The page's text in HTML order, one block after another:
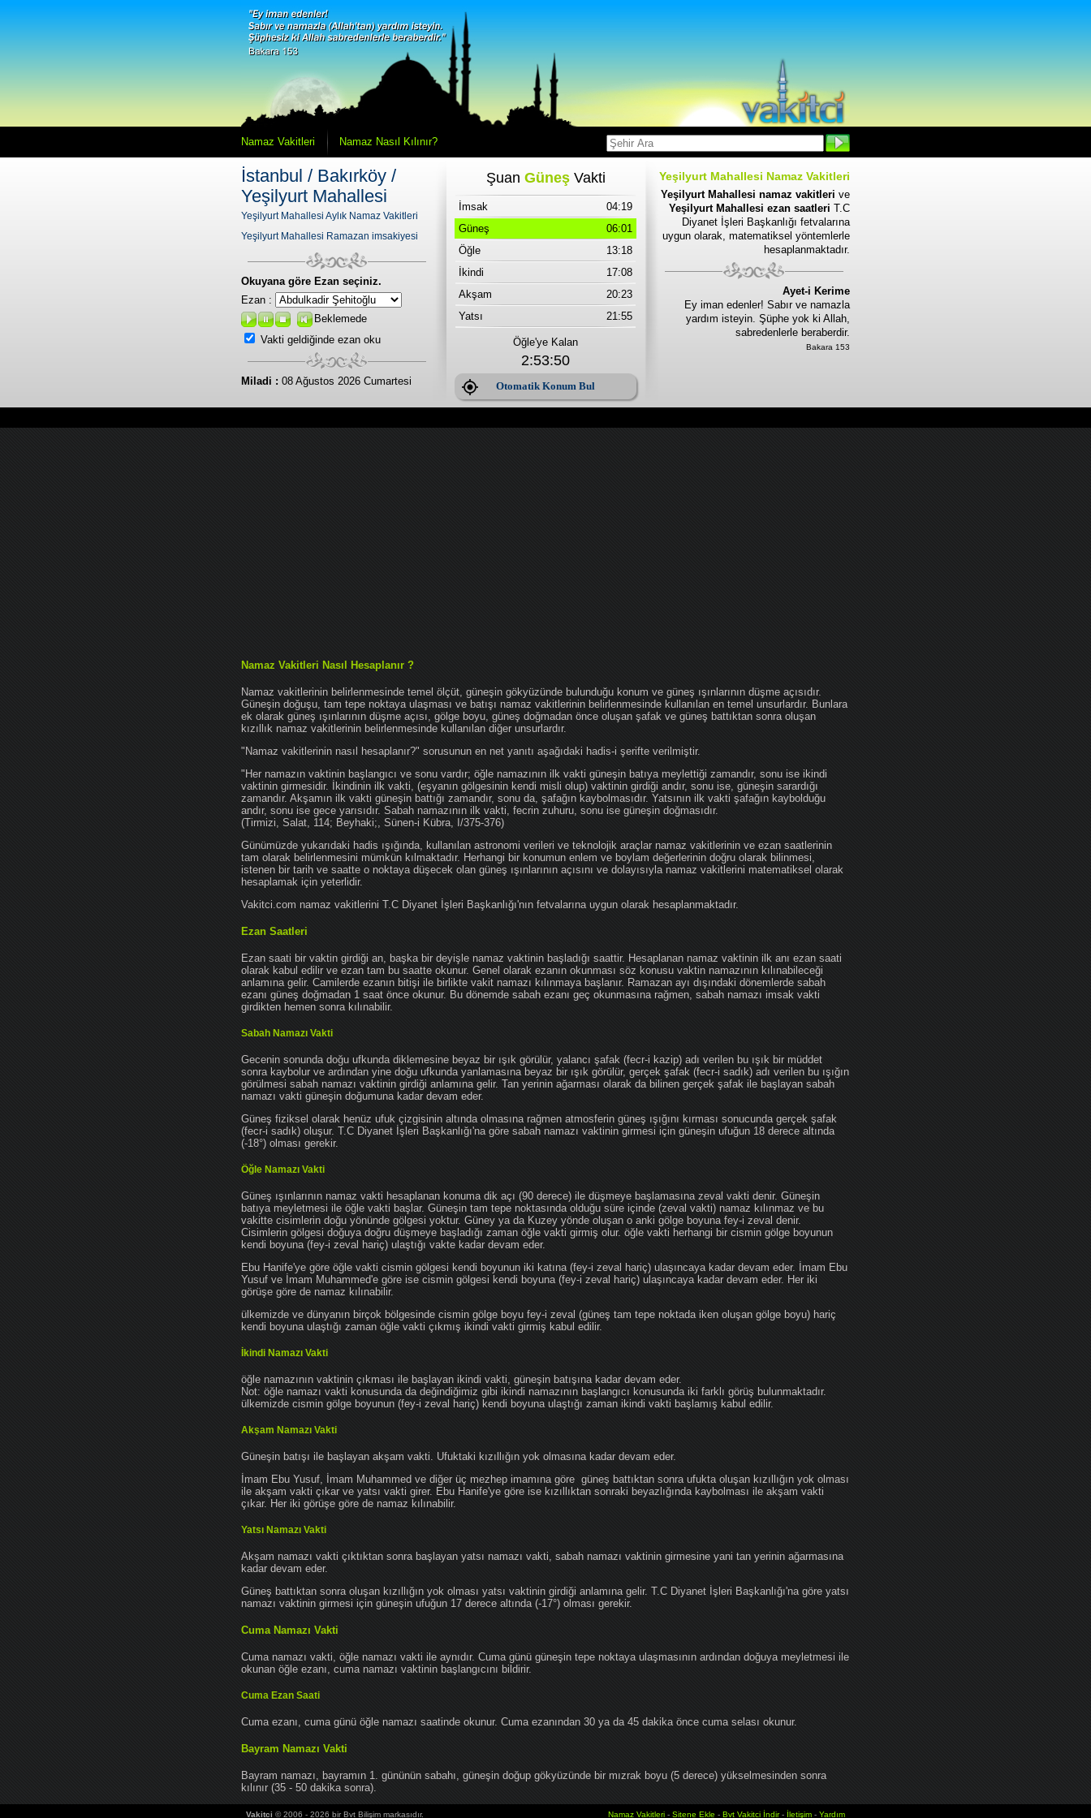
Namaz Vakitleri Namaz Nasıl Kılınır?
İstanbul / Bakırköy /
Yeşilyurt Mahallesi
Yeşilyurt Mahallesi Aylık Namaz Vakitleri
Yeşilyurt Mahallesi Ramazan imsakiyesi
Okuyana göre Ezan seçiniz.
Ezan :
Beklemede
Vakti geldiğinde ezan oku
Miladi : 08 Ağustos 2026 Cumartesi
Şuan GüneşVakti
İmsak
04:19
Güneş
06:01
Öğle
13:18
İkindi
17:08
Akşam
20:23
Yatsı
21:55
Öğle'ye Kalan
2:53:50
Otomatik Konum Bul
Yeşilyurt Mahallesi Namaz Vakitleri
Yeşilyurt Mahallesi namaz vakitleri ve
Yeşilyurt Mahallesi ezan saatleri T.C
Diyanet İşleri Başkanlığı fetvalarına
uygun olarak, matematiksel yöntemlerle
hesaplanmaktadır.
Ayet-i Kerime
Ey iman edenler! Sabır ve namazla
yardım isteyin. Şüphe yok ki Allah,
sabredenlerle beraberdir.
Bakara 153
Namaz Vakitleri Nasıl Hesaplanır ?
Namaz vakitlerinin belirlenmesinde temel ölçüt, güneşin gökyüzünde bulunduğu konum ve güneş ışınlarının düşme açısıdır.
Güneşin doğuşu, tam tepe noktaya ulaşması ve batışı namaz vakitlerinin belirlenmesinde kullanılan en temel unsurlardır. Bunlara
ek olarak güneş ışınlarının düşme açısı, gölge boyu, güneş doğmadan önce oluşan şafak ve güneş battıktan sonra oluşan
kızıllık namaz vakitlerinin belirlenmesinde kullanılan diğer unsurlardır.
"Namaz vakitlerinin nasıl hesaplanır?" sorusunun en net yanıtı aşağıdaki hadis-i şerifte verilmiştir.
"Her namazın vaktinin başlangıcı ve sonu vardır; öğle namazının ilk vakti güneşin batıya meylettiği zamandır, sonu ise ikindi
vaktinin girmesidir. İkindinin ilk vakti, (eşyanın gölgesinin kendi misli olup) vaktinin girdiği andır, sonu ise, güneşin sarardığı
zamandır. Akşamın ilk vakti güneşin battığı zamandır, sonu da, şafağın kaybolmasıdır. Yatsının ilk vakti şafağın kaybolduğu
andır, sonu ise gece yarısıdır. Sabah namazının ilk vakti, fecrin zuhuru, sonu ise güneşin doğmasıdır.
(Tirmizi, Salat, 114; Beyhaki;, Sünen-i Kübra, I/375-376)
Günümüzde yukarıdaki hadis ışığında, kullanılan astronomi verileri ve teknolojik araçlar namaz vakitlerinin ve ezan saatlerinin
tam olarak belirlenmesini mümkün kılmaktadır. Herhangi bir konumun enlem ve boylam değerlerinin doğru olarak bilinmesi,
istenen bir tarih ve saatte o noktaya düşecek olan güneş ışınlarının açısını ve dolayısıyla namaz vakitlerini matematiksel olarak
hesaplamak için yeterlidir.
Vakitci.com namaz vakitlerini T.C Diyanet İşleri Başkanlığı'nın fetvalarına uygun olarak hesaplanmaktadır.
Ezan Saatleri
Ezan saati bir vaktin girdiği an, başka bir deyişle namaz vaktinin başladığı saattir. Hesaplanan namaz vaktinin ilk anı ezan saati
olarak kabul edilir ve ezan tam bu saatte okunur. Genel olarak ezanın okunması söz konusu vaktin namazının kılınabileceği
anlamına gelir. Camilerde ezanın bitişi ile birlikte vakit namazı kılınmaya başlanır. Ramazan ayı dışındaki dönemlerde sabah
ezanı güneş doğmadan 1 saat önce okunur. Bu dönemde sabah ezanı geç okunmasına rağmen, sabah namazı imsak vakti
girdikten hemen sonra kılınabilir.
Sabah Namazı Vakti
Gecenin sonunda doğu ufkunda diklemesine beyaz bir ışık görülür, yalancı şafak (fecr-i kazip) adı verilen bu ışık bir müddet
sonra kaybolur ve ardından yine doğu ufkunda yanlamasına beyaz bir ışık görülür, gerçek şafak (fecr-i sadık) adı verilen bu ışığın
görülmesi sabah namazı vaktinin girdiği anlamına gelir. Tan yerinin ağarması olarak da bilinen gerçek şafak ile başlayan sabah
namazı vakti güneşin doğumuna kadar devam eder.
Güneş fiziksel olarak henüz ufuk çizgisinin altında olmasına rağmen atmosferin güneş ışığını kırması sonucunda gerçek şafak
(fecr-i sadık) oluşur. T.C Diyanet İşleri Başkanlığı'na göre sabah namazı vaktinin girmesi için güneşin ufuğun 18 derece altında
(-18°) olması gerekir.
Öğle Namazı Vakti
Güneş ışınlarının namaz vakti hesaplanan konuma dik açı (90 derece) ile düşmeye başlamasına zeval vakti denir. Güneşin
batıya meyletmesi ile öğle vakti başlar. Güneşin tam tepe noktasında olduğu süre içinde (zeval vakti) namaz kılınmaz ve bu
vakitte cisimlerin doğu yönünde gölgesi yoktur. Güney ya da Kuzey yönde oluşan o anki gölge boyuna fey-i zeval denir.
Cisimlerin gölgesi doğuya doğru düşmeye başladığı zaman öğle vakti girmiş olur. öğle vakti herhangi bir cismin gölge boyunun
kendi boyuna (fey-i zeval hariç) ulaştığı vakte kadar devam eder.
Ebu Hanife'ye göre öğle vakti cismin gölgesi kendi boyunun iki katına (fey-i zeval hariç) ulaşıncaya kadar devam eder. İmam Ebu
Yusuf ve İmam Muhammed'e göre ise cismin gölgesi kendi boyuna (fey-i zeval hariç) ulaşıncaya kadar devam eder. Her iki
görüşe göre de namaz kılınabilir.
ülkemizde ve dünyanın birçok bölgesinde cismin gölge boyu fey-i zeval (güneş tam tepe noktada iken oluşan gölge boyu) hariç
kendi boyuna ulaştığı zaman öğle vakti çıkmış ikindi vakti girmiş kabul edilir.
İkindi Namazı Vakti
öğle namazının vaktinin çıkması ile başlayan ikindi vakti, güneşin batışına kadar devam eder.
Not: öğle namazı vakti konusunda da değindiğimiz gibi ikindi namazının başlangıcı konusunda iki farklı görüş bulunmaktadır.
ülkemizde cismin gölge boyunun (fey-i zeval hariç) kendi boyuna ulaştığı zaman ikindi vakti başlamış kabul edilir.
Akşam Namazı Vakti
Güneşin batışı ile başlayan akşam vakti. Ufuktaki kızıllığın yok olmasına kadar devam eder.
İmam Ebu Yusuf, İmam Muhammed ve diğer üç mezhep imamına göre güneş battıktan sonra ufukta oluşan kızıllığın yok olması
ile akşam vakti çıkar ve yatsı vakti girer. Ebu Hanife'ye göre ise kızıllıktan sonraki beyazlığında kaybolması ile akşam vakti
çıkar. Her iki görüşe göre de namaz kılınabilir.
Yatsı Namazı Vakti
Akşam namazı vakti çıktıktan sonra başlayan yatsı namazı vakti, sabah namazı vaktinin girmesine yani tan yerinin ağarmasına
kadar devam eder.
Güneş battıktan sonra oluşan kızıllığın yok olması yatsı vaktinin girdiği anlamına gelir. T.C Diyanet İşleri Başkanlığı'na göre yatsı
namazı vaktinin girmesi için güneşin ufuğun 17 derece altında (-17°) olması gerekir.
Cuma Namazı Vakti
Cuma namazı vakti, öğle namazı vakti ile aynıdır. Cuma günü güneşin tepe noktaya ulaşmasının ardından doğuya meyletmesi ile
okunan öğle ezanı, cuma namazı vaktinin başlangıcını bildirir.
Cuma Ezan Saati
Cuma ezanı, cuma günü öğle namazı saatinde okunur. Cuma ezanından 30 ya da 45 dakika önce cuma selası okunur.
Bayram Namazı Vakti
Bayram namazı, bayramın 1. gününün sabahı, güneşin doğup gökyüzünde bir mızrak boyu (5 derece) yükselmesinden sonra
kılınır (35 - 50 dakika sonra).
Vakitci © 2006 - 2026 bir Bvt Bilişim markasıdır. Namaz Vakitleri - Sitene Ekle - Bvt Vakitci İndir- İletişim - Yardım